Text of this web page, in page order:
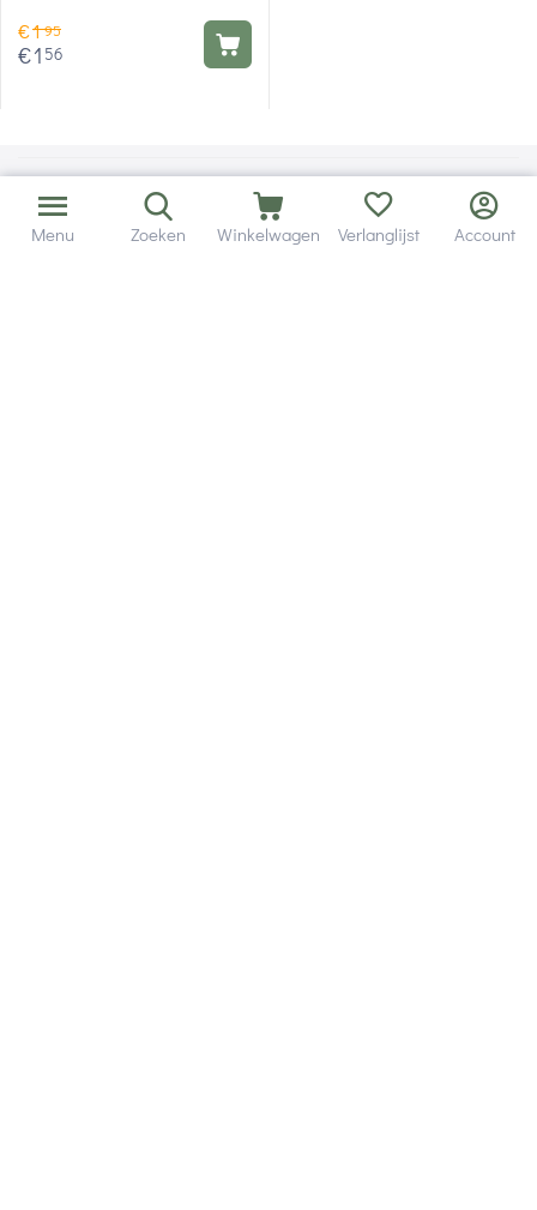
€195
€1 56
Menu Zoeken Winkelwagen Verlanglijst Account